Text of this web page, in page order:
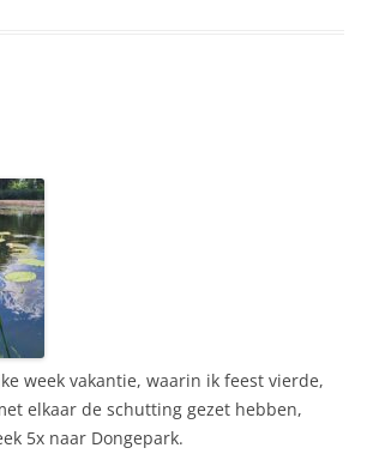
week vakantie, waarin ik feest vierde,
elkaar de schutting gezet hebben,
5x naar Dongepark.